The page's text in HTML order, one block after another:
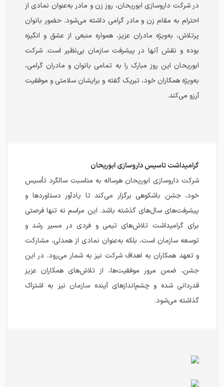
در شرکت داروسازی ابوریحان، روز زن و مادر به‌عنوان نمادی از
احترام به مقام زن و مادر گرامی داشته می‌شود. حضور بانوان
پرتلاش، به‌ویژه مادران عزیز، همواره منبعی از عشق و انگیزه
بوده و نقش آنها در پیشرفت سازمان بی‌نظیر است. شرکت
ابوریحان این روز مبارک را به تمامی بانوان و مادران گرامی،
به‌ویژه همکاران خود، تبریک گفته و برایشان سلامتی و موفقیت
آرزو می‌کند.
گرامیداشت تاسیس داروسازی ابوریحان
شرکت داروسازی ابوریحان هرساله به مناسبت سالگرد تأسیس
خود، جشن باشکوهی برگزار می‌کند تا یادآور دستاوردها و
پیشرفت‌های سال‌های گذشته باشد. این مراسم نه تنها فرصتی
برای گرامیداشت تلاش‌های تیمی و فردی در مسیر رشد و
توسعه سازمان است، بلکه به‌عنوان نمادی از همدلی، مشارکت
و تعهد همکاران به اهداف شرکت نیز به شمار می‌رود. در این
جشن، ضمن مرور موفقیت‌ها، از تلاش‌های همکاران عزیز
قدردانی شده و چشم‌اندازهای آینده سازمان نیز به اشتراک
گذاشته می‌شود.